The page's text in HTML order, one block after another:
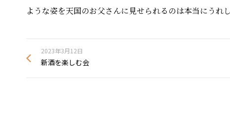
ような姿を天国のお父さんに見せられるのは本当にうれ
2023年3月12日
新酒を楽しむ会